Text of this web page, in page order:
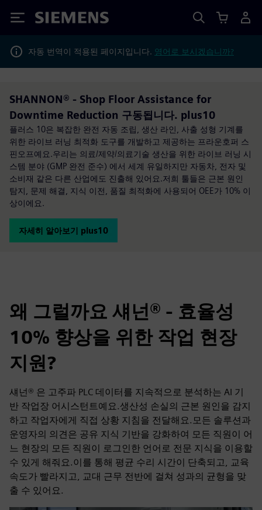
Siemens
자동 번역이 적용된 페이지입니다. 영어로 보시겠습니까?
SHANNON® - Shop Floor Assistance for
Downtime Reduction 구동됩니다. plus10
플러스 10은 복잡한 완전 자동 조립, 생산 라인, 사출 성형 기계를
위한 라이브 러닝 최적화 도구를 개발하고 제공하는 프라운호퍼 스
핀오프예요.우리는 의료/제약/의료기술 생산을 위한 라이브 러닝 시
스템 분야 (GMP 완전 준수) 에서 세계 유일하지만 자동차, 전자 및
소비재 같은 다른 산업에도 진출해 있어요.저희 툴들은 근본 원인
탐지, 문제 해결, 지식 이전, 품질 최적화에 사용되어 OEE가 10% 이
상이에요.
자세히 알아보기 plus10
왜 그럴까요 섀넌® - 효율성
10% 향상을 위한 작업 현장
지원?
섀넌® 은 고주파 PLC 데이터를 지속적으로 분석하는 AI 기
반 작업장 어시스턴트예요.생산성 손실의 근본 원인을 감지
하고 작업자에게 직접 상황 지침을 전달해요.모든 솔루션과
운영자의 의견은 공유 지식 기반을 강화하여 모든 직원이 어
느 현장의 모든 직원이 로그인한 언어로 전문 지식을 이용할
수 있게 해줘요.이를 통해 평균 수리 시간이 단축되고, 교육
속도가 빨라지고, 교대 근무 전반에 걸쳐 성과의 균형을 맞
출 수 있어요.